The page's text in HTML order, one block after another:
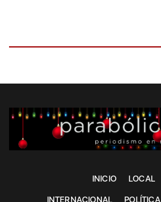
INICIO LOCAL
INTERNACIONAL POLÍTICA